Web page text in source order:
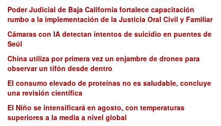
Poder Judicial de Baja California fortalece capacitación
rumbo a la implementación de la Justicia Oral Civil y Familiar
Cámaras con IA detectan intentos de suicidio en puentes de
Seúl
China utiliza por primera vez un enjambre de drones para
observar un tifón desde dentro
El consumo elevado de proteínas no es saludable, concluye
una revisión científica
El Niño se intensificará en agosto, con temperaturas
superiores a la media a nivel global